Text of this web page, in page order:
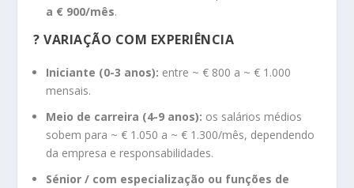
a € 900/mês.
? VARIAÇÃO COM EXPERIÊNCIA
Iniciante (0-3 anos): entre ~ € 800 a ~ € 1.000
mensais.
Meio de carreira (4-9 anos): os salários médios
sobem para ~ € 1.050 a ~ € 1.300/mês, dependendo
da empresa e responsabilidades.
Sénior / com especialização ou funções de